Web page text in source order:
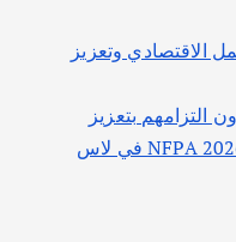
الاقتصادي وتعزيز
التزامهم بتعزيز
التعاون الدولي خلال مؤتمر ومعرض NFPA 2026 في لاس